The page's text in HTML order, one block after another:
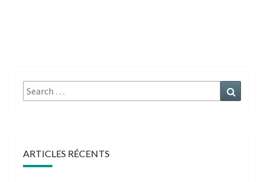
Search
for:
ARTICLES RÉCENTS